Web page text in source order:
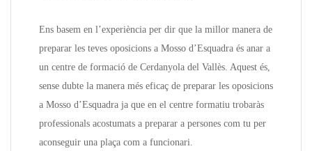
Ens basem en l’experiència per dir que la millor manera de
preparar les teves oposicions a Mosso d’Esquadra és anar a
un centre de formació de Cerdanyola del Vallès. Aquest és,
sense dubte la manera més eficaç de preparar les oposicions
a Mosso d’Esquadra ja que en el centre formatiu trobaràs
professionals acostumats a preparar a persones com tu per
aconseguir una plaça com a funcionari.